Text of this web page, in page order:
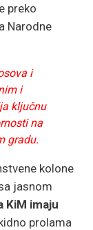
preko
Narodne
i
i
ključnu
na
gradu.
kolone
jasnom
KiM imaju
prolama